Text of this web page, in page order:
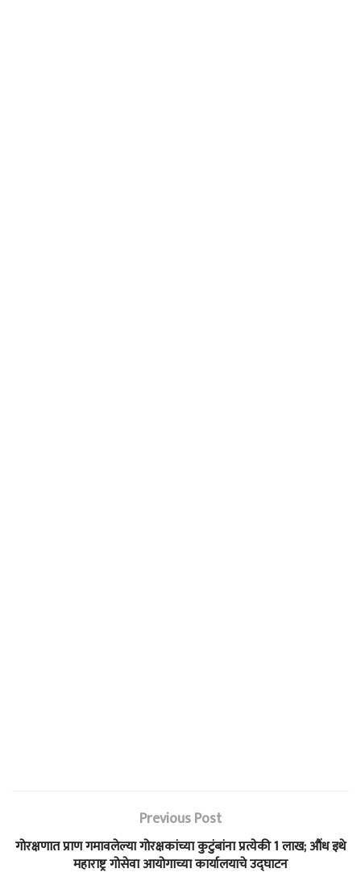
Previous Post
गोरक्षणात प्राण गमावलेल्या गोरक्षकांच्या कुटुंबांना प्रत्येकी 1 लाख; औंध इथे
महाराष्ट्र गोसेवा आयोगाच्या कार्यालयाचे उद्घाटन